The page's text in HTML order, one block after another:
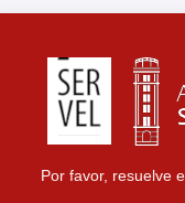
Por favor, resuelve